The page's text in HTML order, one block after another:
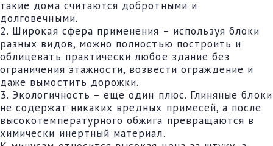
такие дома считаются добротными и
долговечными.
2. Широкая сфера применения – используя блоки
разных видов, можно полностью построить и
облицевать практически любое здание без
ограничения этажности, возвести ограждение и
даже вымостить дорожки.
3. Экологичность – еще один плюс. Глиняные блоки
не содержат никаких вредных примесей, а после
высокотемпературного обжига превращаются в
химически инертный материал.